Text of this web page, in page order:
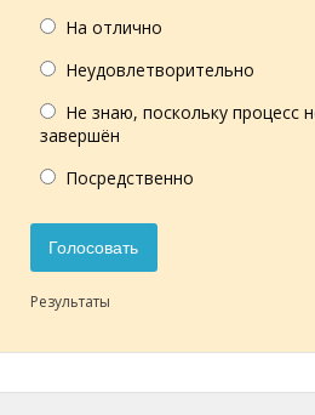
На отлично
Неудовлетворительно
Не знаю, поскольку процесс
завершён
Посредственно
Голосовать
Результаты